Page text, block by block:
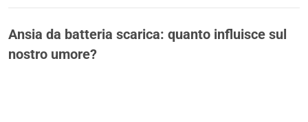
Ansia da batteria scarica: quanto influisce sul
nostro umore?